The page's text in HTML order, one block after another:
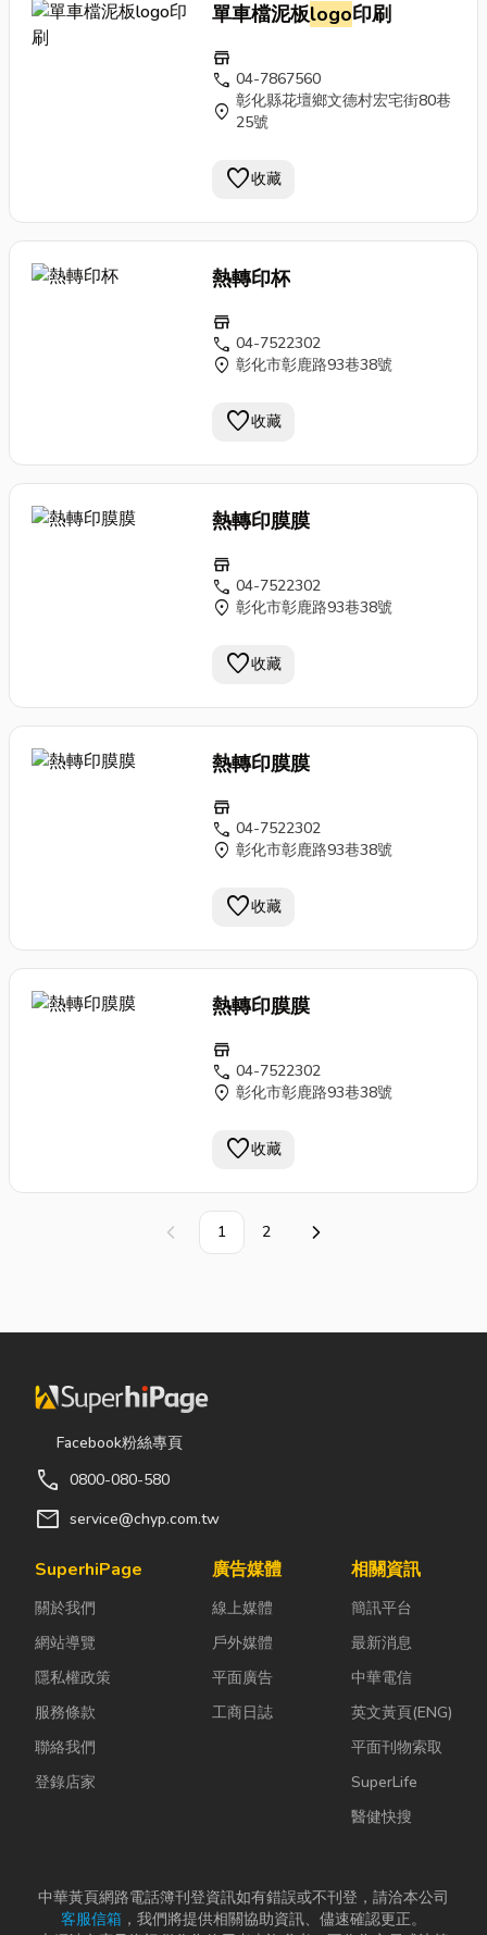
單車檔泥板logo印刷
store
call 04-7867560
location_on 彰化縣花壇鄉文德村宏宅街80巷
25號
favorite收藏
熱轉印杯
store
call 04-7522302
location_on 彰化市彰鹿路93巷38號
favorite收藏
熱轉印膜膜
store
call 04-7522302
location_on 彰化市彰鹿路93巷38號
favorite收藏
熱轉印膜膜
store
call 04-7522302
location_on 彰化市彰鹿路93巷38號
favorite收藏
熱轉印膜膜
store
call 04-7522302
location_on 彰化市彰鹿路93巷38號
favorite收藏
上一頁 1 2 下一頁
Facebook粉絲專頁
call 0800-080-580
mail service@chyp.com.tw
SuperhiPage
關於我們
網站導覽
隱私權政策
服務條款
聯絡我們
登錄店家
廣告媒體
線上媒體
戶外媒體
平面廣告
工商日誌
相關資訊
簡訊平台
最新消息
中華電信
英文黃頁(ENG)
平面刊物索取
SuperLife
醫健快搜
中華黃頁網路電話簿刊登資訊如有錯誤或不刊登，請洽本公司
客服信箱 ，我們將提供相關協助資訊、儘速確認更正。